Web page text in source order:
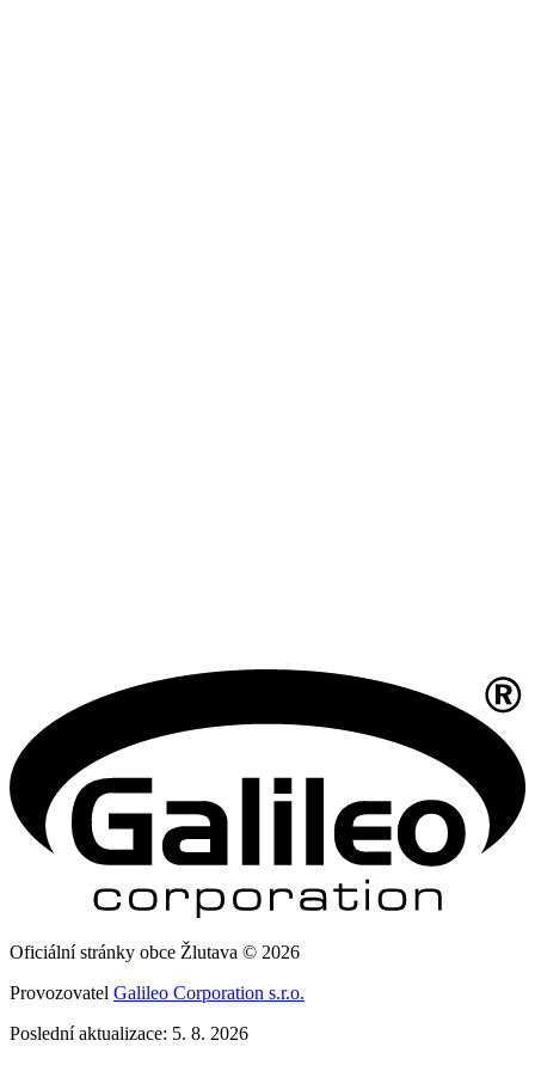
Oficiální stránky obce Žlutava © 2026
Provozovatel Galileo Corporation s.r.o.
Poslední aktualizace: 5. 8. 2026